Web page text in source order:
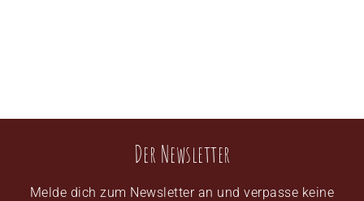
Der Newsletter
Melde dich zum Newsletter an und verpasse keine